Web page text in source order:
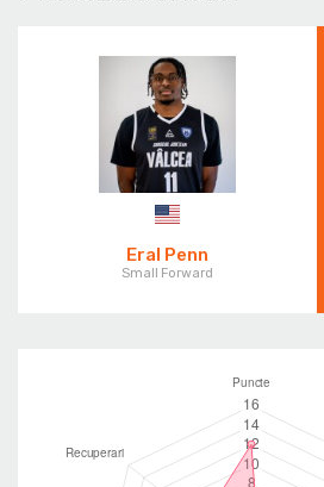
Eral Penn
Small Forward